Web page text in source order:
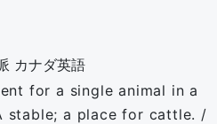
カナダ英語
for a single animal in a
stable; a place for cattle. /